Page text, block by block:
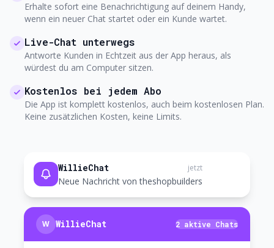
Erhalte sofort eine Benachrichtigung auf deinem Handy,
wenn ein neuer Chat startet oder ein Kunde wartet.
Live-Chat unterwegs
Antworte Kunden in Echtzeit aus der App heraus, als
würdest du am Computer sitzen.
Kostenlos bei jedem Abo
Die App ist komplett kostenlos, auch beim kostenlosen Plan.
Keine zusätzlichen Kosten, keine Limits.
WillieChat jetzt
Neue Nachricht von theshopbuilders
W WillieChat 2 aktive Chats